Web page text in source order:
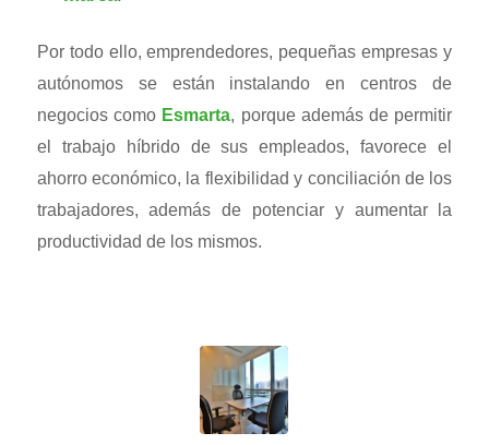
Por todo ello, emprendedores, pequeñas empresas y
autónomos se están instalando en centros de
negocios como Esmarta, porque además de permitir
el trabajo híbrido de sus empleados, favorece el
ahorro económico, la flexibilidad y conciliación de los
trabajadores, además de potenciar y aumentar la
productividad de los mismos.